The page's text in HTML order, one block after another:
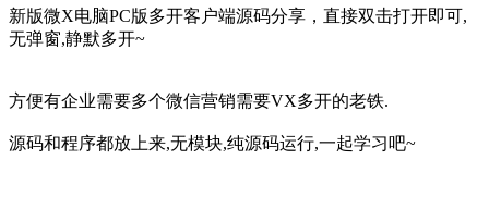
新版微X电脑PC版多开客户端源码分享，直接双击打开即可,
无弹窗,静默多开~
方便有企业需要多个微信营销需要VX多开的老铁.
源码和程序都放上来,无模块,纯源码运行,一起学习吧~